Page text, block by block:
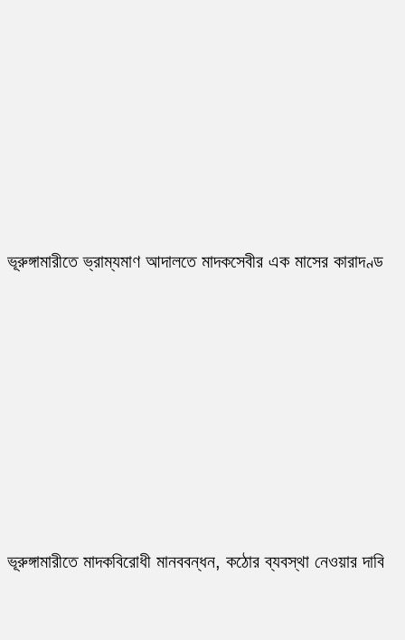
ভূরুঙ্গামারীতে ভ্রাম্যমাণ আদালতে মাদকসেবীর এক মাসের কারাদণ্ড
ভূরুঙ্গামারীতে মাদকবিরোধী মানববন্ধন, কঠোর ব্যবস্থা নেওয়ার দাবি